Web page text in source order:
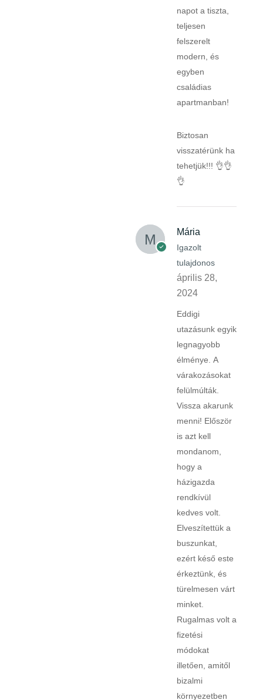
napot a tiszta,
teljesen
felszerelt
modern, és
egyben
családias
apartmanban!
Biztosan
visszatérünk ha
tehetjük!!! 👌👌
👌
Mária
Igazolt
tulajdonos
április 28,
2024
Eddigi
utazásunk egyik
legnagyobb
élménye. A
várakozásokat
felülmúlták.
Vissza akarunk
menni! Először
is azt kell
mondanom,
hogy a
házigazda
rendkívül
kedves volt.
Elveszítettük a
buszunkat,
ezért késő este
érkeztünk, és
türelmesen várt
minket.
Rugalmas volt a
fizetési
módokat
illetően, amitől
bizalmi
környezetben